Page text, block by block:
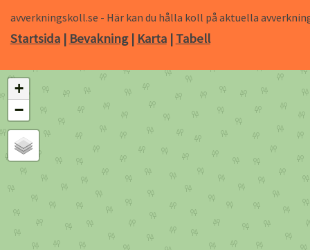
avverkningskoll.se - Här kan du hålla koll på aktuella
Startsida| Bevakning| Karta| Tabell
+
−